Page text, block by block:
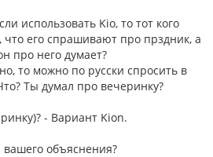
использовать Kio, то тот кого
его спрашивают про прздник, а
про него думает?
то можно по русски спросить в
Ты думал про вечеринку?
- Вариант Kion.
объяснения?